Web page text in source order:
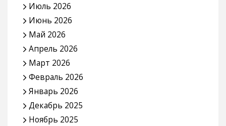
Июль 2026
Июнь 2026
Май 2026
Апрель 2026
Март 2026
Февраль 2026
Январь 2026
Декабрь 2025
Ноябрь 2025